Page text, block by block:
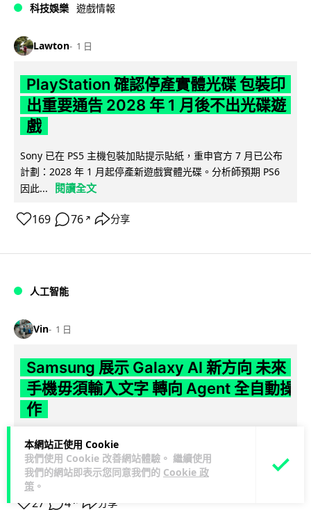
本網站正使用 Cookie
我們使用 Cookie 改善網站體驗。 繼續使用
我們的網站即表示您同意我們的 Cookie 政
策 。
科技娛樂 遊戲情報
Lawton 1 日
PlayStation 確認停產實體光碟 包裝印
出重要通告 2028 年 1 月後不出光碟遊
戲
Sony 已在 PS5 主機包裝加貼提示貼紙，重申官方 7 月已公布
計劃：2028 年 1 月起停產新遊戲實體光碟。分析師預期 PS6
因此...
閱讀全文
169 76 ↗ 分享
人工智能
Vin 1 日
Samsung 展示 Galaxy AI 新方向 未來
手機毋須輸入文字 轉向 Agent 全自動操
作
Samsung 電子 MX 部門顧客體驗辦公室主管兼副總裁 Jay Kim
表示，品牌正推動 Galaxy AI 邁向全自動化 Agent...
文
27 4 ↗ 分享